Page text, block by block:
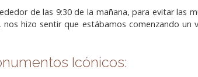
de las 9:30 de la mañana, para evitar las
hizo sentir que estábamos comenzando
Icónicos: